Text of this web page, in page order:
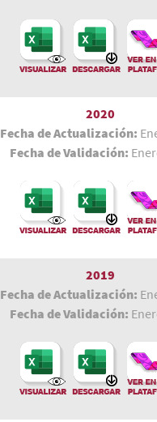
2020
Fecha de Actualización:
Fecha de Validación:
2019
Fecha de Actualización:
Fecha de Validación: